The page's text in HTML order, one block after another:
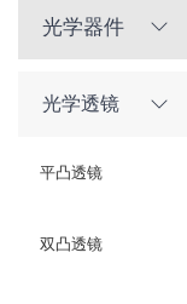
光学器件
光学透镜
平凸透镜
双凸透镜